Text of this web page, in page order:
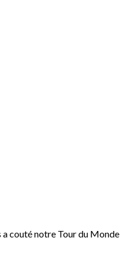
couté notre Tour du